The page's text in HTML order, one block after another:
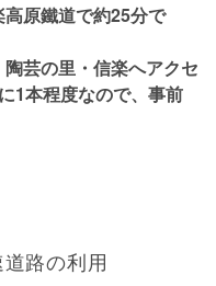
原鐵道で約25分で
芸の里・信楽へアクセ
1本程度なので、事前
路の利用